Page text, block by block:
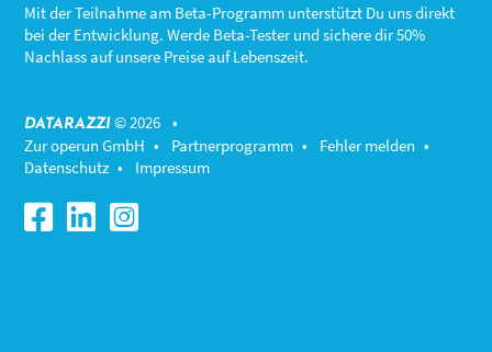
Mit der Teilnahme am Beta-Programm unterstützt Du uns direkt
bei der Entwicklung. Werde Beta-Tester und sichere dir 50%
Nachlass auf unsere Preise auf Lebenszeit.
DATARAZZI © 2026 •
Zur operun GmbH • Partnerprogramm • Fehler melden •
Datenschutz • Impressum